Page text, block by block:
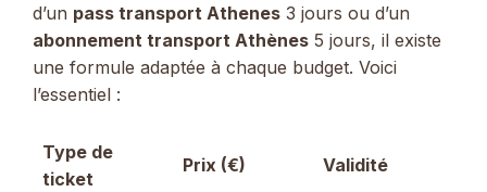
d’un pass transport Athenes 3 jours ou d’un
abonnement transport Athènes 5 jours, il existe
une formule adaptée à chaque budget. Voici
l’essentiel :
Type de
ticket
Prix (€) Validité